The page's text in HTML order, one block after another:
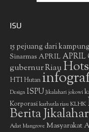
ISU
15 pejuang dari
Sinarmas APRIL APRIL
gubernur Riau
HTIHutan
Design ISPU Jikalahari jokowi
Korporasikarhutla riauKLHK
Berita
Adat Mangrove Masyarakat